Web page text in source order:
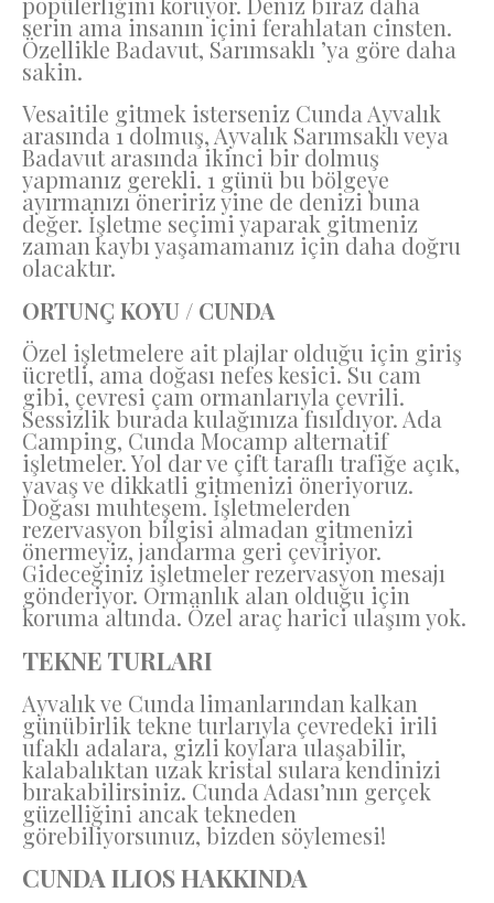
serin ama insanın içini ferahlatan cinsten.
Özellikle Badavut, Sarımsaklı ’ya göre daha
sakin.
Vesaitile gitmek isterseniz Cunda Ayvalık
arasında 1 dolmuş, Ayvalık Sarımsaklı veya
Badavut arasında ikinci bir dolmuş
yapmanız gerekli. 1 günü bu bölgeye
ayırmanızı öneririz yine de denizi buna
değer. İşletme seçimi yaparak gitmeniz
zaman kaybı yaşamamanız için daha doğru
olacaktır.
ORTUNÇ KOYU / CUNDA
Özel işletmelere ait plajlar olduğu için giriş
ücretli, ama doğası nefes kesici. Su cam
gibi, çevresi çam ormanlarıyla çevrili.
Sessizlik burada kulağınıza fısıldıyor. Ada
Camping, Cunda Mocamp alternatif
işletmeler. Yol dar ve çift taraflı trafiğe açık,
yavaş ve dikkatli gitmenizi öneriyoruz.
Doğası muhteşem. İşletmelerden
rezervasyon bilgisi almadan gitmenizi
önermeyiz, jandarma geri çeviriyor.
Gideceğiniz işletmeler rezervasyon mesajı
gönderiyor. Ormanlık alan olduğu için
koruma altında. Özel araç harici ulaşım yok.
TEKNE TURLARI
Ayvalık ve Cunda limanlarından kalkan
günübirlik tekne turlarıyla çevredeki irili
ufaklı adalara, gizli koylara ulaşabilir,
kalabalıktan uzak kristal sulara kendinizi
bırakabilirsiniz. Cunda Adası’nın gerçek
güzelliğini ancak tekneden
görebiliyorsunuz, bizden söylemesi!
CUNDA ILIOS HAKKINDA